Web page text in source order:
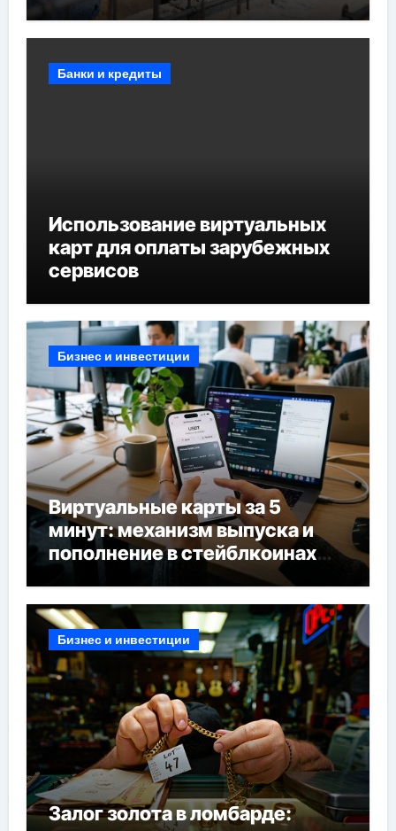
Банки и кредиты
Использование виртуальных
карт для оплаты зарубежных
сервисов
Бизнес и инвестиции
Виртуальные карты за 5
минут: механизм выпуска и
пополнение в стейблкоинах
без банковской верификации
Бизнес и инвестиции
Залог золота в ломбарде: